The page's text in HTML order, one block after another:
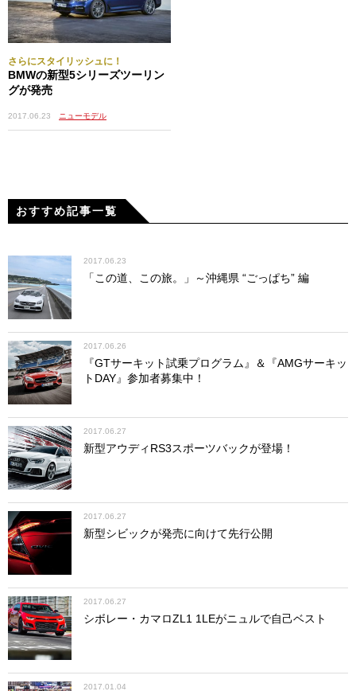
さらにスタイリッシュに！
BMWの新型5シリーズツーリン
グが発売
2017.06.23 ニューモデル
おすすめ記事一覧
2017.06.23
「この道、この旅。」～沖縄県 “ごっぱち” 編
2017.06.26
『GTサーキット試乗プログラム』＆『AMGサーキッ
トDAY』参加者募集中！
2017.06.27
新型アウディRS3スポーツバックが登場！
2017.06.27
新型シビックが発売に向けて先行公開
2017.06.27
シボレー・カマロZL1 1LEがニュルで自己ベスト
2017.01.04